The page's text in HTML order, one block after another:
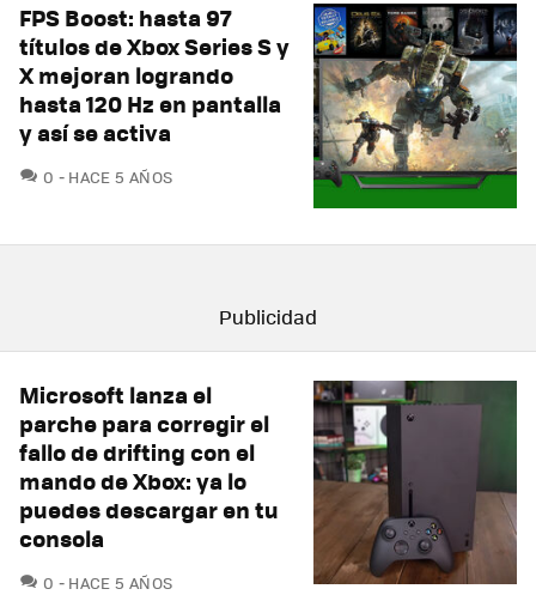
FPS Boost: hasta 97
títulos de Xbox Series S y
X mejoran logrando
hasta 120 Hz en pantalla
y así se activa
0 COMENTARIOS
HACE 5 AÑOS
Microsoft lanza el
parche para corregir el
fallo de drifting con el
mando de Xbox: ya lo
puedes descargar en tu
consola
0 COMENTARIOS
HACE 5 AÑOS